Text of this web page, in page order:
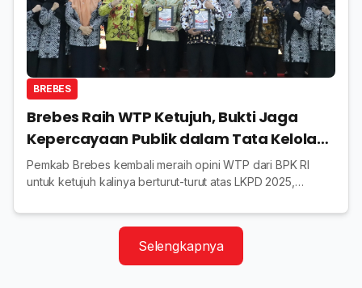
BREBES
Brebes Raih WTP Ketujuh, Bukti Jaga
Kepercayaan Publik dalam Tata Kelola
Keuangan
Pemkab Brebes kembali meraih opini WTP dari BPK RI
untuk ketujuh kalinya berturut-turut atas LKPD 2025,
transparan
Selengkapnya